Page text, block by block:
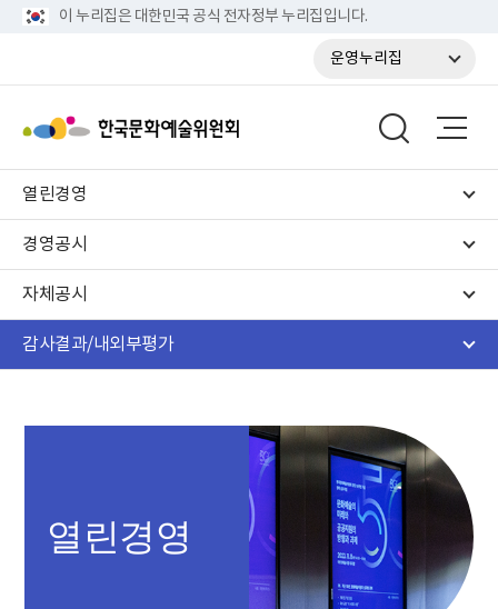
이 누리집은 대한민국 공식 전자정부 누리집입니다.
운영누리집
열린경영
경영공시
자체공시
감사결과/내외부평가
열린경영